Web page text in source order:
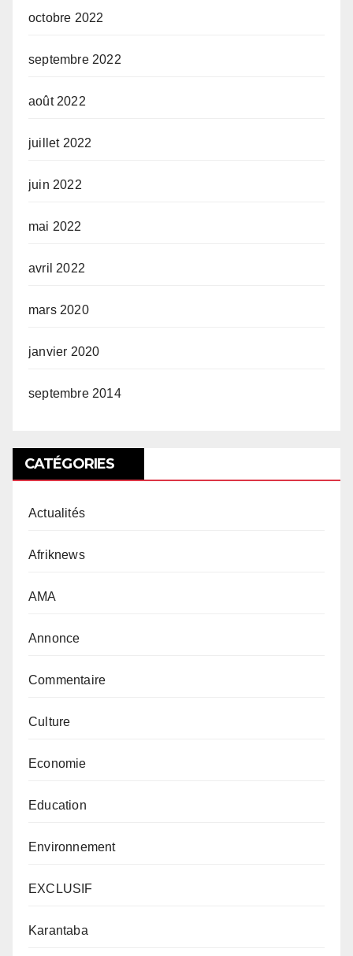
octobre 2022
septembre 2022
août 2022
juillet 2022
juin 2022
mai 2022
avril 2022
mars 2020
janvier 2020
septembre 2014
CATÉGORIES
Actualités
Afriknews
AMA
Annonce
Commentaire
Culture
Economie
Education
Environnement
EXCLUSIF
Karantaba